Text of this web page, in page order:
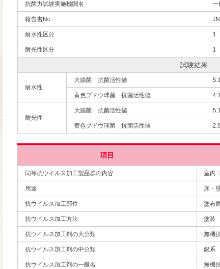
抗菌力試験実施機関名 一
報告書No.
耐水性区分 1
耐光性区分 1
試験結果
耐水性
大腸菌 抗菌活性値
黄色ブドウ球菌 抗菌活性値
耐光性
大腸菌 抗菌活性値
黄色ブドウ球菌 抗菌活性値
項目
同等抗ウイルス加工製品群の内容 室内
用途 床・
抗ウイルス加工部位 塗布
抗ウイルス加工方法 塗装
抗ウイルス加工剤の大分類 無機
抗ウイルス加工剤の中分類 銀系
抗ウイルス加工剤の一般名 無機